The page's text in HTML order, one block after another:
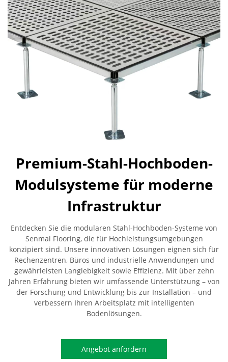
Premium-Stahl-Hochboden-
Modulsysteme für moderne
Infrastruktur
Entdecken Sie die modularen Stahl-Hochboden-Systeme von
Senmai Flooring, die für Hochleistungsumgebungen
konzipiert sind. Unsere innovativen Lösungen eignen sich für
Rechenzentren, Büros und industrielle Anwendungen und
gewährleisten Langlebigkeit sowie Effizienz. Mit über zehn
Jahren Erfahrung bieten wir umfassende Unterstützung – von
der Forschung und Entwicklung bis zur Installation – und
verbessern Ihren Arbeitsplatz mit intelligenten
Bodenlösungen.
Angebot anfordern